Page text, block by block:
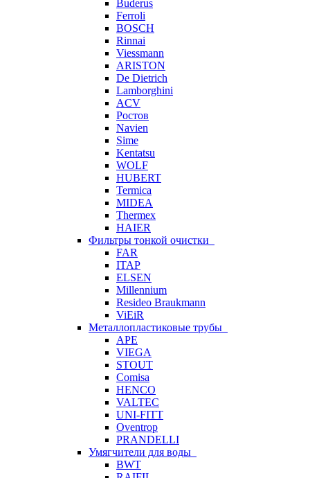
Buderus
Ferroli
BOSCH
Rinnai
Viessmann
ARISTON
De Dietrich
Lamborghini
ACV
Ростов
Navien
Sime
Kentatsu
WOLF
HUBERT
Termica
MIDEA
Thermex
HAIER
Фильтры тонкой очистки
FAR
ITAP
ELSEN
Millennium
Resideo Braukmann
ViEiR
Металлопластиковые трубы
APE
VIEGA
STOUT
Comisa
HENCO
VALTEC
UNI-FITT
Oventrop
PRANDELLI
Умягчители для воды
BWT